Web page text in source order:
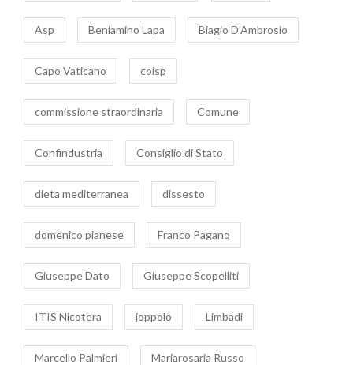
Asp Beniamino Lapa Biagio D’Ambrosio
Capo Vaticano coisp
commissione straordinaria Comune
Confindustria Consiglio di Stato
dieta mediterranea dissesto
domenico pianese Franco Pagano
Giuseppe Dato Giuseppe Scopelliti
ITIS Nicotera joppolo Limbadi
Marcello Palmieri Mariarosaria Russo